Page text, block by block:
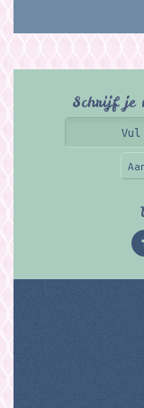
Schrijf je